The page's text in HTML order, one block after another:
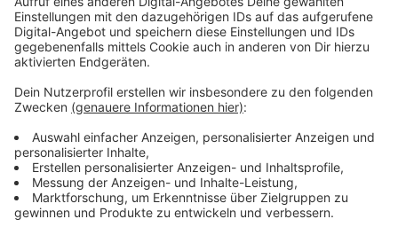
Neukirchen-Vluyn gesucht!
Zu den Aufgaben der Vollzeitstelle zählen: Ein- und
Umlagerung mit Schubmaststapler in Einfahrregalen im
Frisch- und Tiefkühllager mit EDV gestütztem
Scannersystem, Be- und Entladung von Fahrzeugen
mit Niederhubwagen mit Standplattform oder Geh-
Hochhubwagen, Kommissionieren im Frisch- und
Tiefkühllager mit EDV gestütztem Scannersystem,
durchgehende Temperatur- sowie Qualitätskontrolle
der Fahrzeuge nach BRC/IFS, Eingangskontrolle